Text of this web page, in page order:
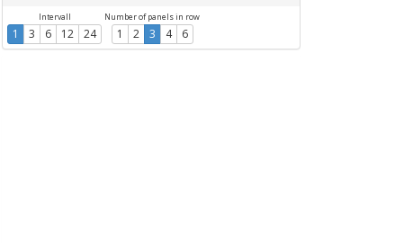
Intervall
1 3 6 12 24
Number of panels in row
1 2 3 4 6